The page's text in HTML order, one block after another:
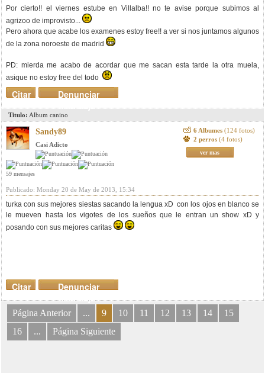
Por cierto!! el viernes estube en Villalba!! no te avise porque subimos al
agrizoo de improvisto...
Pero ahora que acabe los examenes estoy free!! a ver si nos juntamos algunos
de la zona noroeste de madrid
PD: mierda me acabo de acordar que me sacan esta tarde la otra muela,
asique no estoy free del todo
Denunciar
mensaje
Citar
Titulo: Album canino
Sandy89
Casi Adicto
59 mensajes
6 Albumes (124 fotos)
2 perros (4 fotos)
ver mas
Publicado: Monday 20 de May de 2013, 15:34
turka con sus mejores siestas sacando la lengua xD con los ojos en blanco se
le mueven hasta los vigotes de los sueños que le entran un show xD y
posando con sus mejores caritas
Denunciar
mensaje
Citar
Página Anterior ... 9 10 11 12 13 14
15
16
... Página Siguiente